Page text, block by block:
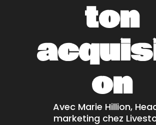
ton
on
Avec Marie Hillion,
marketing chez